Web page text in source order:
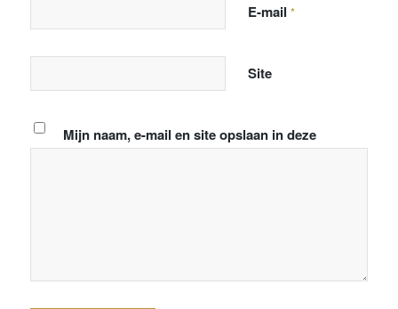
E-mail *
Site
Mijn naam, e-mail en site opslaan in deze
browser voor de volgende keer wanneer ik een